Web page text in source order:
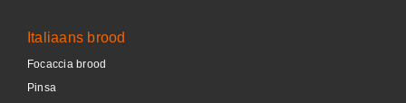
Italiaans brood
Focaccia brood
Pinsa